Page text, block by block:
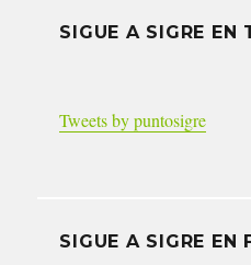
SIGUE A SIGRE EN
Tweets by puntosigre
SIGUE A SIGRE EN